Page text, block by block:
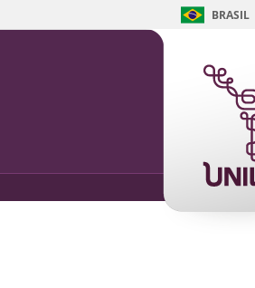
BRASIL